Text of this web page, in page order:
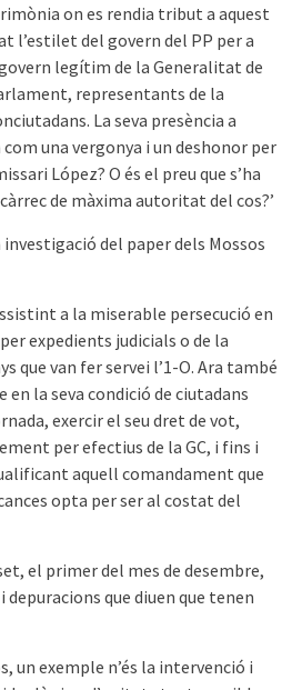
on es rendia tribut a aquest
l’estilet del govern del PP per a
legítim de la Generalitat de
representants de la
La seva presència a
una vergonya i un deshonor per
López? O és el preu que s’ha
de màxima autoritat del cos?’
del paper dels Mossos
a la miserable persecució en
expedients judicials o de la
que van fer servei l’1-O. Ara també
en la seva condició de ciutadans
exercir el seu dret de vot,
per efectius de la GC, i fins i
aquell comandament que
opta per ser al costat del
el primer del mes de desembre,
depuracions que diuen que tenen
un exemple n’és la intervenció i